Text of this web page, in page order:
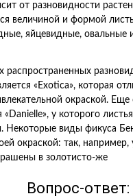
от разновидности
величиной и формой
яйцевидные, овальные
распространенных
«Exotica», которая
окраской. Еще
«Danielle», у которого
Некоторые виды фикуса
окраской: так, например,
в золотисто-же
Вопрос-ответ: